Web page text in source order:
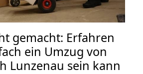
gemacht: Erfahren
ein Umzug von
Lunzenau sein kann